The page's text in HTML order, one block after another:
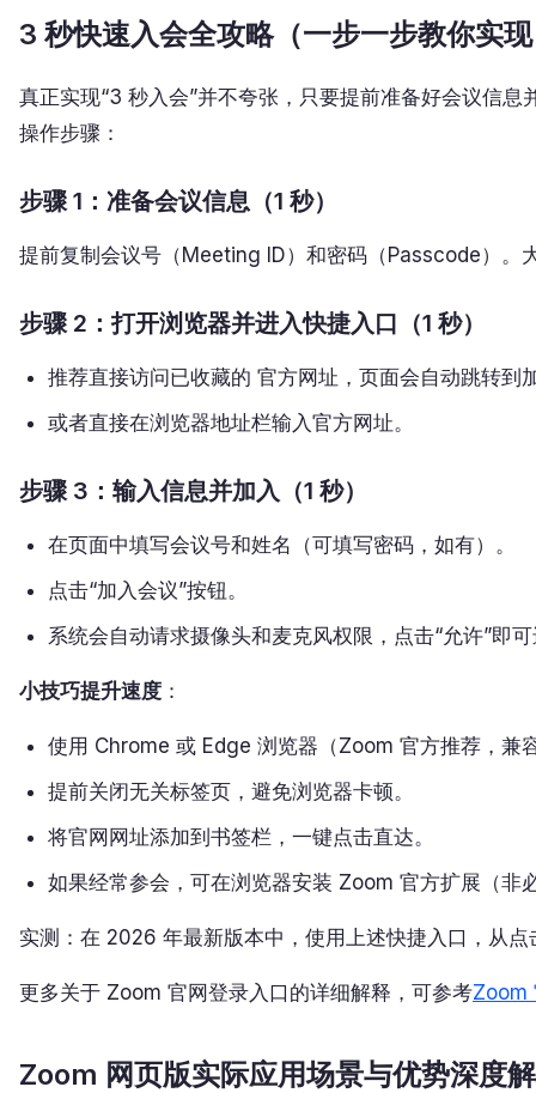
3 秒快速入会全攻略（一步一步教你实
真正实现“3 秒入会”并不夸张，只要提前准备好会议信
操作步骤：
步骤 1：准备会议信息（1 秒）
提前复制会议号（Meeting ID）和密码（Passcode）。
步骤 2：打开浏览器并进入快捷入口（1 秒）
推荐直接访问已收藏的 官方网址，页面会自动跳转到
或者直接在浏览器地址栏输入官方网址。
步骤 3：输入信息并加入（1 秒）
在页面中填写会议号和姓名（可填写密码，如有）。
点击“加入会议”按钮。
系统会自动请求摄像头和麦克风权限，点击“允许”即
小技巧提升速度 ：
使用 Chrome 或 Edge 浏览器（Zoom 官方推荐，兼
提前关闭无关标签页，避免浏览器卡顿。
将官网网址添加到书签栏，一键点击直达。
如果经常参会，可在浏览器安装 Zoom 官方扩展（非
实测：在 2026 年最新版本中，使用上述快捷入口，从
更多关于 Zoom 官网登录入口的详细解释，可参考Zoom
Zoom 网页版实际应用场景与优势深度